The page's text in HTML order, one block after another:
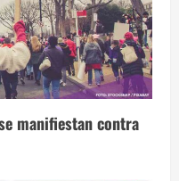
manifiestan contra